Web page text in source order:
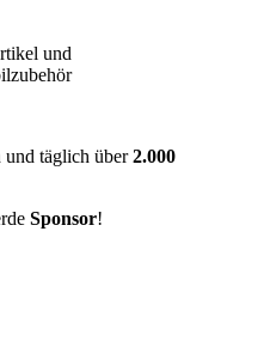
und
und täglich über2.000
Sponsor!